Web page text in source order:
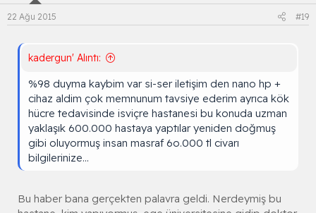
22 Ağu 2015 #19
kadergun' Alıntı:
%98 duyma kaybim var si-ser iletişim den nano hp +
cihaz aldim çok memnunum tavsiye ederim ayrıca kök
hücre tedavisinde isviçre hastanesi bu konuda uzman
yaklaşık 600.000 hastaya yaptılar yeniden doğmuş
gibi oluyormuş insan masraf 6o.000 tl civarı
bilgilerinize...
Bu haber bana gerçekten palavra geldi. Nerdeymiş bu